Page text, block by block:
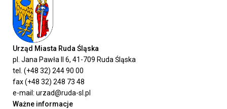
Urząd Miasta Ruda Śląska
pl. Jana Pawła II 6, 41-709 Ruda Śląska
tel. (+48 32) 244 90 00
fax (+48 32) 248 73 48
e-mail: urzad@ruda-sl.pl
Ważne informacje